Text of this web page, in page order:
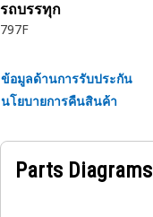
รถบรรทุก
797F
ข้อมูลด้านการรับประกัน
นโยบายการคืนสินค้า
Parts Diagrams